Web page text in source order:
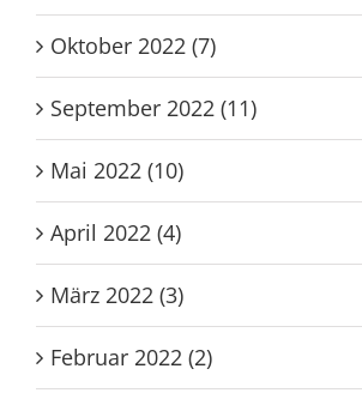
Oktober 2022 (7)
September 2022 (11)
Mai 2022 (10)
April 2022 (4)
März 2022 (3)
Februar 2022 (2)